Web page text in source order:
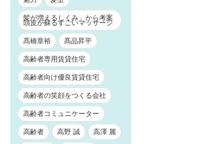
髪が増えるしくみ」から考案
頭皮が蘇るすごいマッサージ
髙橋章裕 髙品昇平
高齢者専用賃貸住宅
高齢者向け優良賃貸住宅
高齢者の笑顔をつくる会社
高齢者コミュニケーター
高齢者 高野 誠 高澤 麗